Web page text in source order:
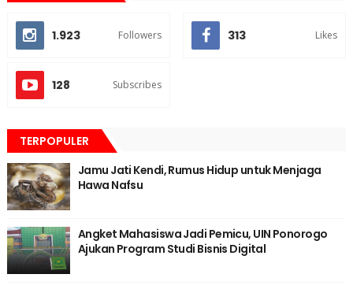
1.923 Followers 313 Likes
128 Subscribes
TERPOPULER
Jamu Jati Kendi, Rumus Hidup untuk Menjaga
Hawa Nafsu
Angket Mahasiswa Jadi Pemicu, UIN Ponorogo
Ajukan Program Studi Bisnis Digital